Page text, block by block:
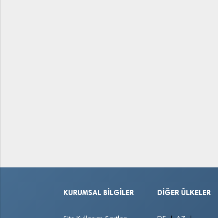
KURUMSAL BILGILER DIĞER ÜLKELER